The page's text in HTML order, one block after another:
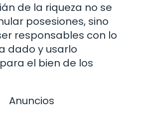
de la riqueza no se
posesiones, sino
responsables con lo
dado y usarlo
el bien de los
Anuncios